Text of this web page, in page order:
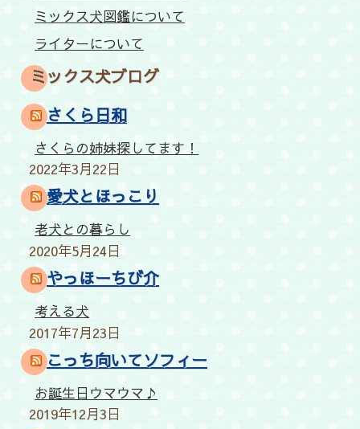
ミックス犬図鑑について
ライターについて
ミックス犬ブログ
さくら日和
さくらの姉妹探してます！
2022年3月22日
愛犬とほっこり
老犬との暮らし
2020年5月24日
やっほーちび介
考える犬
2017年7月23日
こっち向いてソフィー
お誕生日ウマウマ♪
2019年12月3日